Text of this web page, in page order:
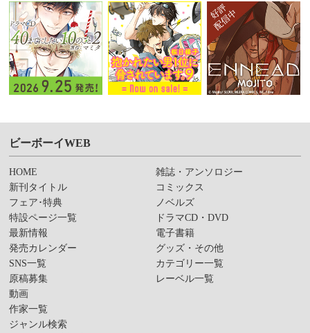
ビーボーイWEB
HOME
新刊タイトル
フェア･特典
特設ページ一覧
最新情報
発売カレンダー
SNS一覧
原稿募集
動画
作家一覧
ジャンル検索
雑誌・アンソロジー
コミックス
ノベルズ
ドラマCD・DVD
電子書籍
グッズ・その他
カテゴリー一覧
レーベル一覧